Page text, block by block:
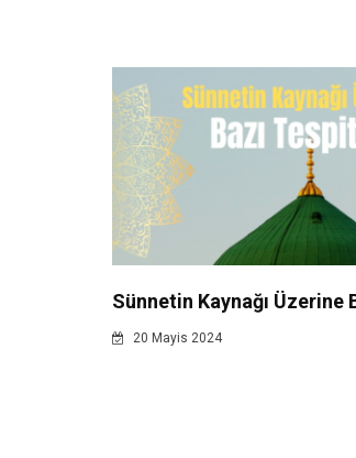
Sünnetin Kaynağı Üzerine
20 Mayis 2024